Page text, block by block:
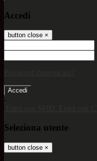
Accedi
button close ×
-
Seleziona utente
button close ×